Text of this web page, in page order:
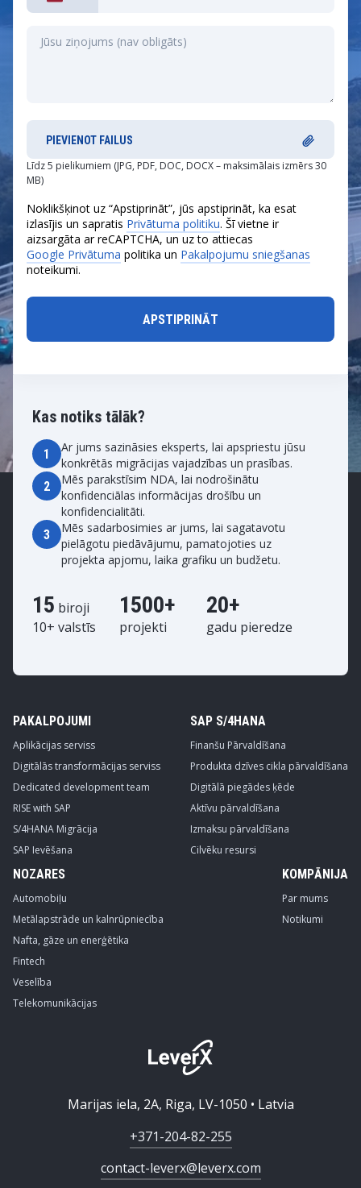
Kas notiks tālāk?
1
Ar jums sazināsies eksperts, lai apspriestu jūsu
konkrētās migrācijas vajadzības un prasības.
2
Mēs parakstīsim NDA, lai nodrošinātu
konfidenciālas informācijas drošību un
konfidencialitāti.
3
Mēs sadarbosimies ar jums, lai sagatavotu
pielāgotu piedāvājumu, pamatojoties uz
projekta apjomu, laika grafiku un budžetu.
15 biroji
10+ valstīs
1500+
projekti
20+
gadu pieredze
PIEVIENOT FAILUS
Līdz 5 pielikumiem (JPG, PDF, DOC, DOCX – maksimālais izmērs 30
MB)
Noklikšķinot uz “Apstiprināt”, jūs apstiprināt, ka esat
izlasījis un sapratis Privātuma politiku. Šī vietne ir
aizsargāta ar reCAPTCHA, un uz to attiecas
Google Privātuma politika un Pakalpojumu sniegšanas
noteikumi.
PAKALPOJUMI
Aplikācijas serviss
Digitālās transformācijas serviss
Dedicated development team
RISE with SAP
S/4HANA Migrācija
SAP Ievēšana
SAP S/4HANA
Finanšu Pārvaldīšana
Produkta dzīves cikla pārvaldīšana
Digitālā piegādes ķēde
Aktīvu pārvaldīšana
Izmaksu pārvaldīšana
Cilvēku resursi
NOZARES
Automobiļu
Metālapstrāde un kalnrūpniecība
Nafta, gāze un enerģētika
Fintech
Veselība
Telekomunikācijas
KOMPĀNIJA
Par mums
Notikumi
Marijas iela, 2A, Riga, LV-1050 • Latvia
+371-204-82-255
contact-leverx@leverx.com